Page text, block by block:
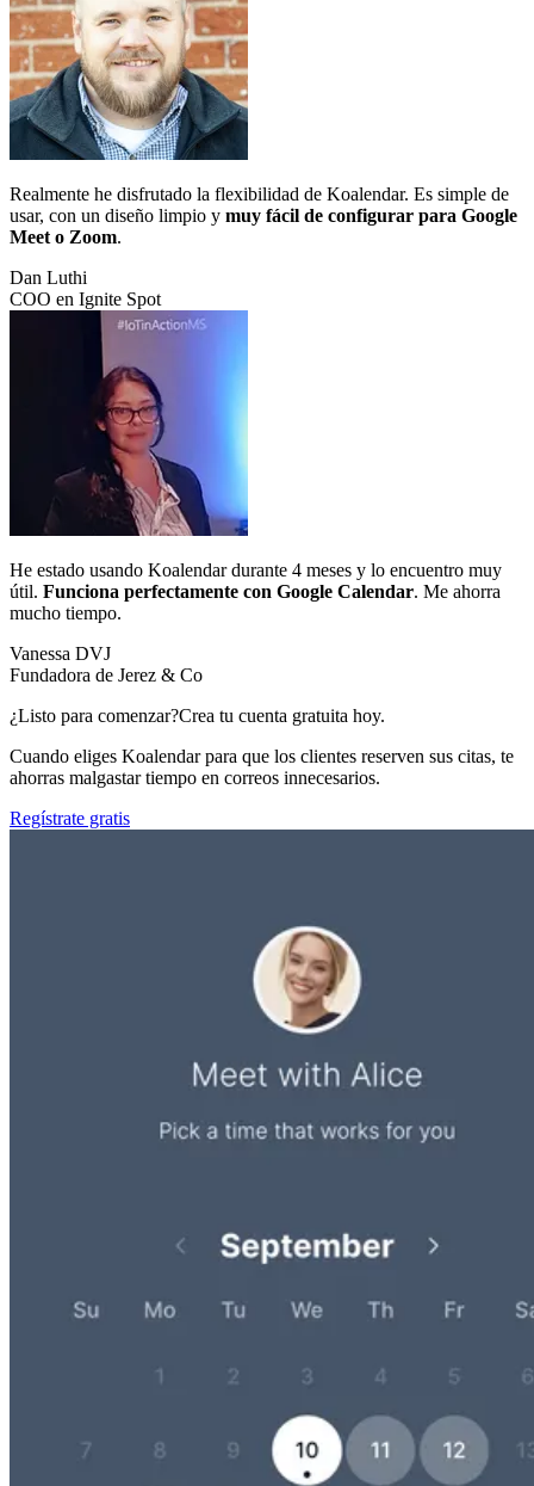
Realmente he disfrutado la flexibilidad de Koalendar. Es simple de
usar, con un diseño limpio y muy fácil de configurar para Google
Meet o Zoom.
Dan Luthi
COO en Ignite Spot
He estado usando Koalendar durante 4 meses y lo encuentro muy
útil. Funciona perfectamente con Google Calendar. Me ahorra
mucho tiempo.
Vanessa DVJ
Fundadora de Jerez & Co
¿Listo para comenzar?Crea tu cuenta gratuita hoy.
Cuando eliges Koalendar para que los clientes reserven sus citas, te
ahorras malgastar tiempo en correos innecesarios.
Regístrate gratis